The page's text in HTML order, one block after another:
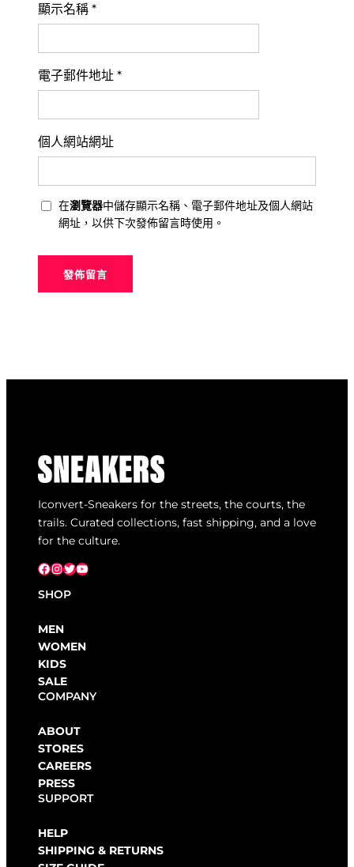
顯示名稱 *
電子郵件地址 *
個人網站網址
在瀏覽器中儲存顯示名稱、電子郵件地址及個人網站
網址，以供下次發佈留言時使用。
Iconvert-Sneakers for the streets, the courts, the
trails. Curated collections, fast shipping, and a love
for the culture.
Facebook InstagramX YouTube
SHOP
MEN
WOMEN
KIDS
SALE
COMPANY
ABOUT
STORES
CAREERS
PRESS
SUPPORT
HELP
SHIPPING & RETURNS